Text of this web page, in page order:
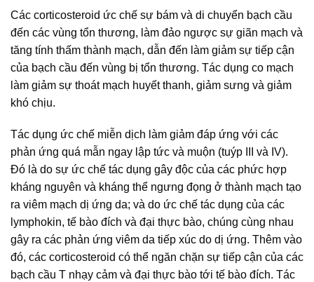
Các corticosteroid ức chế sự bám và di chuyển bạch cầu
đến các vùng tổn thương, làm đảo ngược sự giãn mạch và
tăng tính thấm thành mạch, dẫn đến làm giảm sự tiếp cận
của bạch cầu đến vùng bị tổn thương. Tác dụng co mạch
làm giảm sự thoát mạch huyết thanh, giảm sưng và giảm
khó chịu.
Tác dụng ức chế miễn dịch làm giảm đáp ứng với các
phản ứng quá mẫn ngay lập tức và muộn (tuýp III và IV).
Đó là do sự ức chế tác dụng gây độc của các phức hợp
kháng nguyên và kháng thể ngưng đọng ở thành mạch tạo
ra viêm mạch dị ứng da; và do ức chế tác dụng của các
lymphokin, tế bào đích và đại thực bào, chúng cùng nhau
gây ra các phản ứng viêm da tiếp xúc do dị ứng. Thêm vào
đó, các corticosteroid có thể ngăn chặn sự tiếp cận của các
bạch cầu T nhạy cảm và đại thực bào tới tế bào đích. Tác